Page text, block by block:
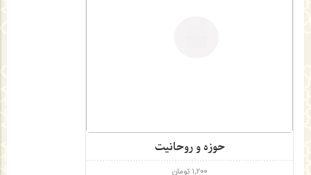
حوزه و روحانیت
1,200 تومان